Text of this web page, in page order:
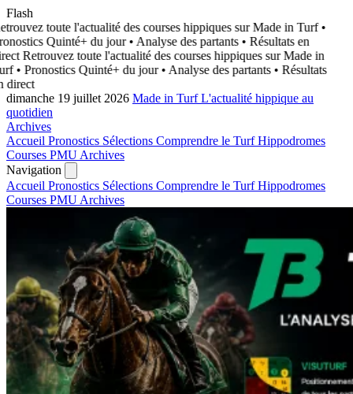
Flash
toute l'actualité des courses hippiques sur Made in Turf •
Quinté+ du jour • Analyse des partants • Résultats en
Retrouvez toute l'actualité des courses hippiques sur Made in
• Pronostics Quinté+ du jour • Analyse des partants • Résultats
direct
dimanche 19 juillet 2026 Made in TurfL'actualité hippique au
quotidien
Archives
Accueil Pronostics Sélections Comprendre le TurfHippodromes
Courses PMU Archives
Navigation
Accueil Pronostics Sélections Comprendre le TurfHippodromes
Courses PMU Archives